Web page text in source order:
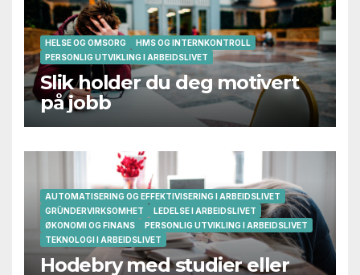
HELSE OG OMSORG
HMS OG INTERNKONTROLL
PERSONLIG UTVIKLING I ARBEIDSLIVET
Slik holder du deg motivert
på jobb
AUTOMATISERING OG EFFEKTIVISERING I ARBEIDSLIVET
GRÜNDERVIRKSOMHET
LEDELSE I ARBEIDSLIVET
ØKONOMI OG FINANS
PERSONLIG UTVIKLING I ARBEIDSLIVET
TEKNOLOGI I ARBEIDSLIVET
Hodebry med studier eller